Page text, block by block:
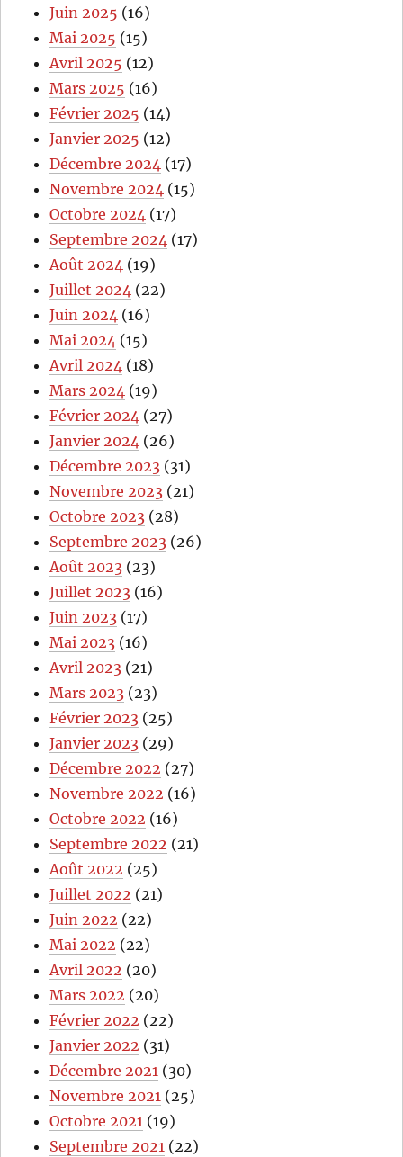
Juin 2025 (16)
Mai 2025 (15)
Avril 2025 (12)
Mars 2025 (16)
Février 2025 (14)
Janvier 2025 (12)
Décembre 2024 (17)
Novembre 2024 (15)
Octobre 2024 (17)
Septembre 2024 (17)
Août 2024 (19)
Juillet 2024 (22)
Juin 2024 (16)
Mai 2024 (15)
Avril 2024 (18)
Mars 2024 (19)
Février 2024 (27)
Janvier 2024 (26)
Décembre 2023 (31)
Novembre 2023 (21)
Octobre 2023 (28)
Septembre 2023 (26)
Août 2023 (23)
Juillet 2023 (16)
Juin 2023 (17)
Mai 2023 (16)
Avril 2023 (21)
Mars 2023 (23)
Février 2023 (25)
Janvier 2023 (29)
Décembre 2022 (27)
Novembre 2022 (16)
Octobre 2022 (16)
Septembre 2022 (21)
Août 2022 (25)
Juillet 2022 (21)
Juin 2022 (22)
Mai 2022 (22)
Avril 2022 (20)
Mars 2022 (20)
Février 2022 (22)
Janvier 2022 (31)
Décembre 2021 (30)
Novembre 2021 (25)
Octobre 2021 (19)
Septembre 2021 (22)